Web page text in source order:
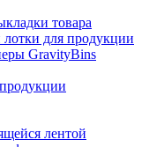
товара
для продукции
GravityBins
лентой